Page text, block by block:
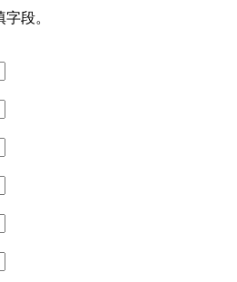
段。